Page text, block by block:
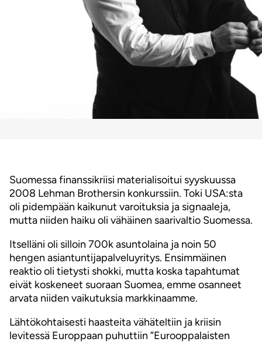
Suomessa finanssikriisi materialisoitui syyskuussa
2008 Lehman Brothersin konkurssiin. Toki USA:sta
oli pidempään kaikunut varoituksia ja signaaleja,
mutta niiden haiku oli vähäinen saarivaltio Suomessa.
Itselläni oli silloin 700k asuntolaina ja noin 50
hengen asiantuntijapalveluyritys. Ensimmäinen
reaktio oli tietysti shokki, mutta koska tapahtumat
eivät koskeneet suoraan Suomea, emme osanneet
arvata niiden vaikutuksia markkinaamme.
Lähtökohtaisesti haasteita vähäteltiin ja kriisin
levitessä Europpaan puhuttiin ”Eurooppalaisten